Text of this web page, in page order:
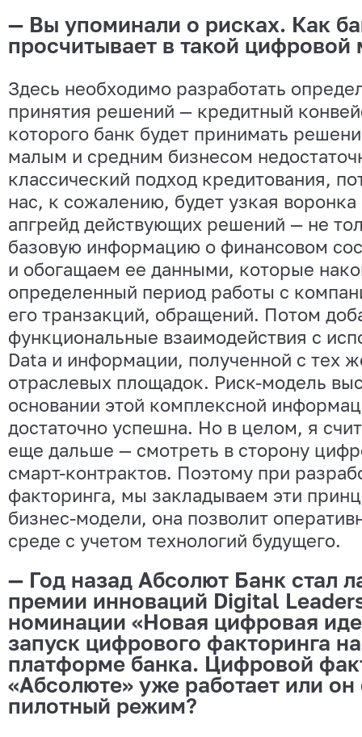
— Вы упоминали о рисках. Как
просчитывает в такой
Здесь необходимо разработать
принятия решений — кредитный
которого банк будет принимать
малым и средним бизнесом
классический подход кредитования,
нас, к сожалению, будет узкая
апгрейд действующих решений — не
базовую информацию о финансовом
и обогащаем ее данными, которые
определенный период работы с
его транзакций, обращений. Потом
функциональные взаимодействия с
Data и информации, полученной с тех
отраслевых площадок. Риск-модель
основании этой комплексной
достаточно успешна. Но в целом, я
еще дальше — смотреть в сторону
смарт-контрактов. Поэтому при
факторинга, мы закладываем эти
бизнес-модели, она позволит
среде с учетом технологий будущего.
— Год назад Абсолют Банк стал
премии инноваций Digital
номинации «Новая цифровая
запуск цифрового факторинга
платформе банка. Цифровой
«Абсолюте» уже работает или
пилотный режим?